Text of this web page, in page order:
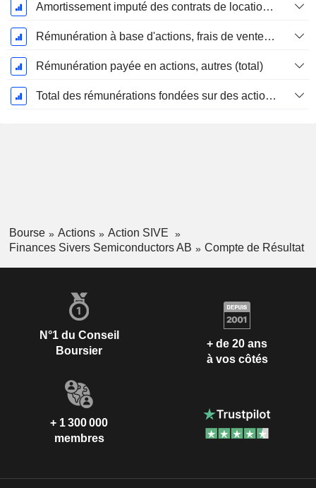
Amortissement imputé des contrats de location simple
Rémunération à base d'actions, frais de vente et d'administration (total)
Rémunération payée en actions, autres (total)
Total des rémunérations fondées sur des actions
Bourse Actions
Action SIVE
Finances Sivers Semiconductors AB
Compte de Résultat
N°1 du Conseil
Boursier
+ de 20 ans
à vos côtés
+ 1 300 000
membres